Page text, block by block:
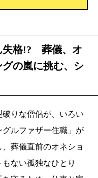
失格!? 葬儀、オ
の嵐に挑む、シ
りな僧侶が、いろい
ルファザー住職」が
葬儀直前のオネショ
ない孤独なひとり